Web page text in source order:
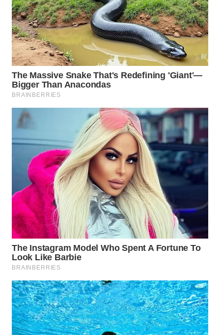
WN
INDRAMAYU
WN
KUNINGAN
WN
MAJALENGKA
WN
SUBANG
WN
SUKABUMI
WN
PURWAKARTA
WN
PRIANGAN
TIMUR
SEMARANG
WN
SOLO